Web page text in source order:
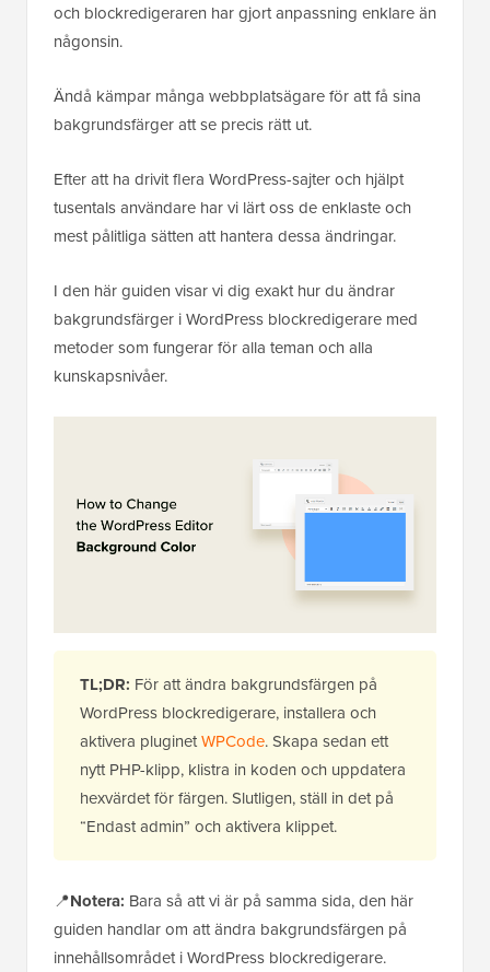
och blockredigeraren har gjort anpassning enklare än
någonsin.
Ändå kämpar många webbplatsägare för att få sina
bakgrundsfärger att se precis rätt ut.
Efter att ha drivit flera WordPress-sajter och hjälpt
tusentals användare har vi lärt oss de enklaste och
mest pålitliga sätten att hantera dessa ändringar.
I den här guiden visar vi dig exakt hur du ändrar
bakgrundsfärger i WordPress blockredigerare med
metoder som fungerar för alla teman och alla
kunskapsnivåer.
TL;DR: För att ändra bakgrundsfärgen på
WordPress blockredigerare, installera och
aktivera pluginetWPCode. Skapa sedan ett
nytt PHP-klipp, klistra in koden och uppdatera
hexvärdet för färgen. Slutligen, ställ in det på
“Endast admin” och aktivera klippet.
📍Notera: Bara så att vi är på samma sida, den här
guiden handlar om att ändra bakgrundsfärgen på
innehållsområdet i WordPress blockredigerare.